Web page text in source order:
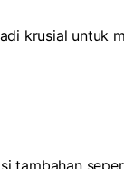
krusial untuk
tambahan